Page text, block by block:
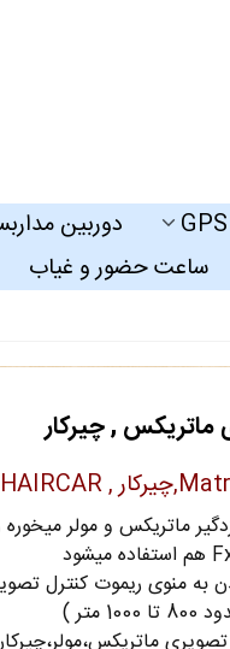
دوربین
ساعت حضور و غیاب
, چیرکار
ماتریکس و مولر میخوره
ﺑﻪ ﻣﻨﻮﯼ ﺭﯾﻤﻮﺕ ﮐﻨﺘﺮﻝ
ﻣﺘﺮ )
ماتریکس،مولر،چیرکار